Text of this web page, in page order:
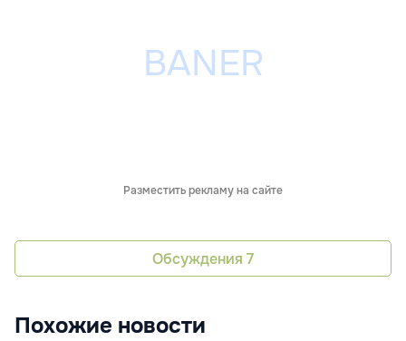
Разместить рекламу на сайте
Обсуждения 7
Похожие новости